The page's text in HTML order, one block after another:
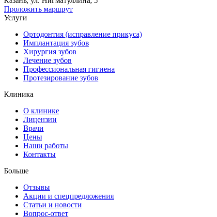
Проложить маршрут
Услуги
Ортодонтия (исправление прикуса)
Имплантация зубов
Хирургия зубов
Лечение зубов
Профессиональная гигиена
Протезирование зубов
Клиника
О клинике
Лицензии
Врачи
Цены
Наши работы
Контакты
Больше
Отзывы
Акции и спецпредложения
Статьи и новости
Вопрос-ответ